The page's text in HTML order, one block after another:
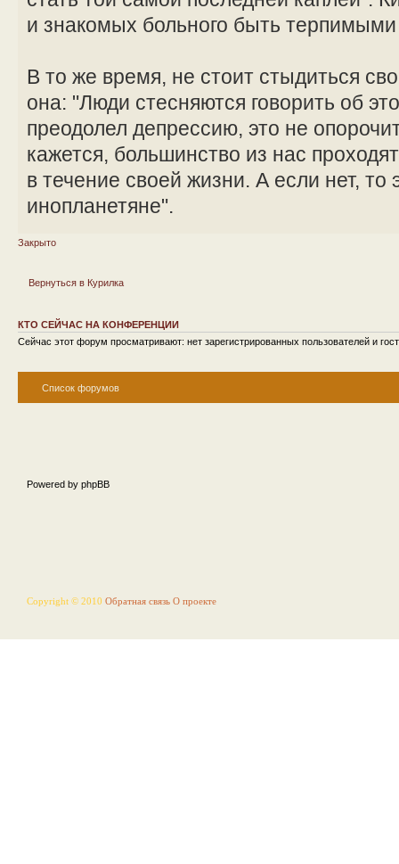
и знакомых больного быть
В то же время, не стоит стыдиться
она: "Люди стесняются говорить об
преодолел депрессию, это не
кажется, большинство из нас
в течение своей жизни. А если нет, то
инопланетяне".
Закрыто
Вернуться в Курилка
КТО СЕЙЧАС НА КОНФЕРЕНЦИИ
Сейчас этот форум просматривают: нет зарегистрированных пользователей и
Список форумов
Powered by phpBB
Copyright © 2010 Обратная связь О проекте